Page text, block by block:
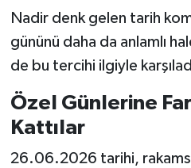
Nadir denk gelen tarih
gününü daha da anlamlı
de bu tercihi ilgiyle
Özel Günlerine
Kattılar
26.06.2026 tarihi,